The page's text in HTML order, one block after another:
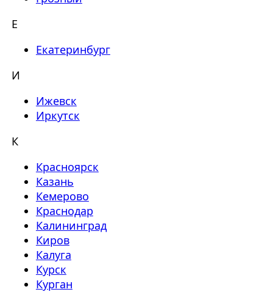
Е
Екатеринбург
И
Ижевск
Иркутск
К
Красноярск
Казань
Кемерово
Краснодар
Калининград
Киров
Калуга
Курск
Курган